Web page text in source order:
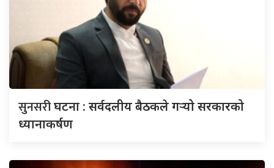
सुनसरीघटना : सर्वदलीय बैठकले गर्‍यो सरकारको
ध्यानाकर्षण